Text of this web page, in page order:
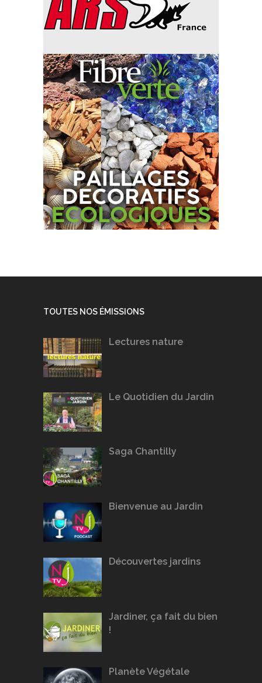
TOUTES NOS ÉMISSIONS
Lectures nature
Le Quotidien du Jardin
Saga Chantilly
Bienvenue au Jardin
Découvertes jardins
Jardiner, ça fait du bien
!
Planète Végétale